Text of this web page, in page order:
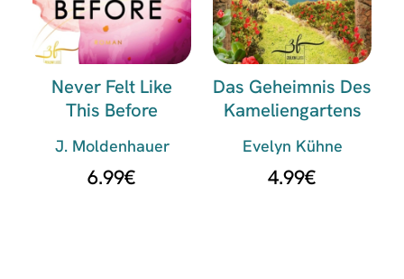
Never Felt Like
This Before
J. Moldenhauer
6.99€
Das Geheimnis Des
Kameliengartens
Evelyn Kühne
4.99€